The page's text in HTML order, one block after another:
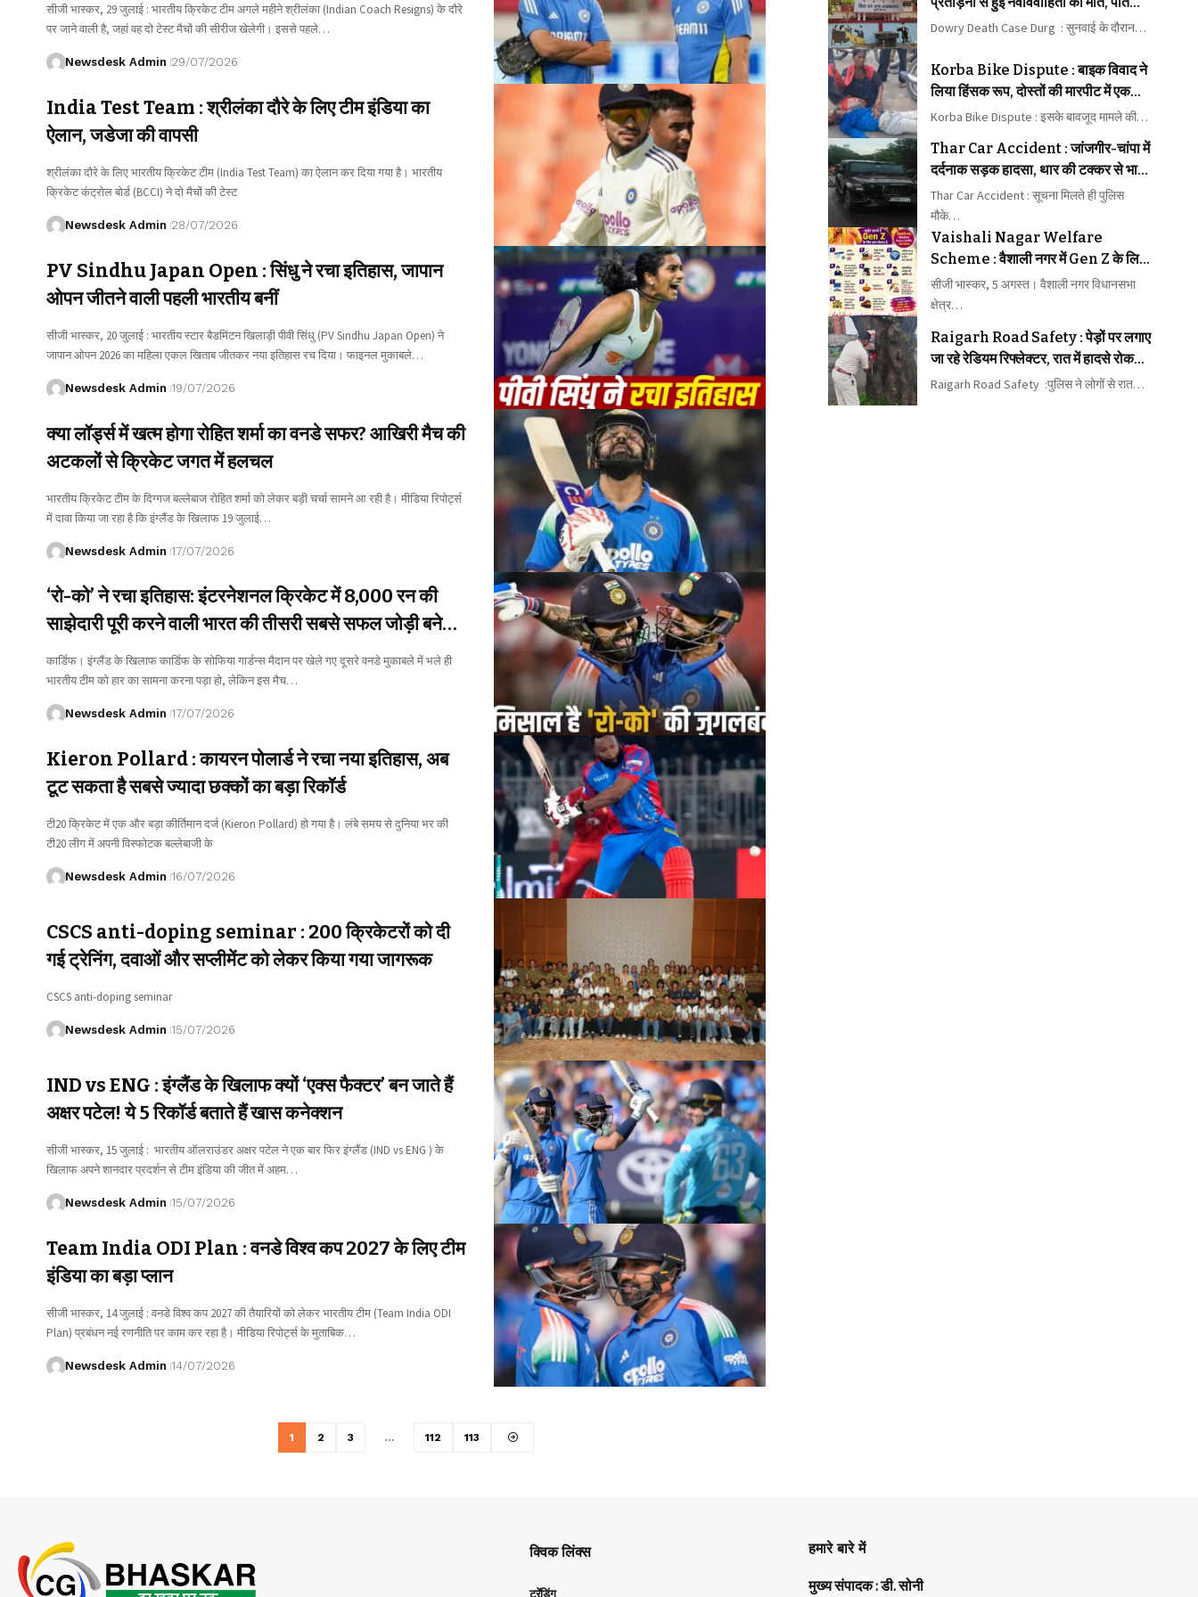
सीजी भास्कर, 29 जुलाई : भारतीय क्रिकेट टीम अगले महीने श्रीलंका (Indian Coach Resigns) के दौरे
पर जाने वाली है, जहां वह दो टेस्ट मैचों की सीरीज खेलेगी। इससे पहले…
Newsdesk Admin 29/07/2026
India Test Team : श्रीलंका दौरे के लिए टीम इंडिया का
ऐलान, जडेजा की वापसी
श्रीलंका दौरे के लिए भारतीय क्रिकेट टीम (India Test Team) का ऐलान कर दिया गया है। भारतीय
क्रिकेट कंट्रोल बोर्ड (BCCI) ने दो मैचों की टेस्ट
Newsdesk Admin 28/07/2026
PV Sindhu Japan Open : सिंधु ने रचा इतिहास, जापान
ओपन जीतने वाली पहली भारतीय बनीं
सीजी भास्कर, 20 जुलाई : भारतीय स्टार बैडमिंटन खिलाड़ी पीवी सिंधु (PV Sindhu Japan Open) ने
जापान ओपन 2026 का महिला एकल खिताब जीतकर नया इतिहास रच दिया। फाइनल मुकाबले…
Newsdesk Admin 19/07/2026
क्या लॉर्ड्स में खत्म होगा रोहित शर्मा का वनडे सफर? आखिरी मैच की
अटकलों से क्रिकेट जगत में हलचल
भारतीय क्रिकेट टीम के दिग्गज बल्लेबाज रोहित शर्मा को लेकर बड़ी चर्चा सामने आ रही है। मीडिया रिपोर्ट्स
में दावा किया जा रहा है कि इंग्लैंड के खिलाफ 19 जुलाई…
Newsdesk Admin 17/07/2026
‘रो-को’ ने रचा इतिहास: इंटरनेशनल क्रिकेट में 8,000 रन की
साझेदारी पूरी करने वाली भारत की तीसरी सबसे सफल जोड़ी बने
रोहित-विराट
कार्डिफ। इंग्लैंड के खिलाफ कार्डिफ के सोफिया गार्डन्स मैदान पर खेले गए दूसरे वनडे मुकाबले में भले ही
भारतीय टीम को हार का सामना करना पड़ा हो, लेकिन इस मैच…
Newsdesk Admin 17/07/2026
Kieron Pollard : कायरन पोलार्ड ने रचा नया इतिहास, अब
टूट सकता है सबसे ज्यादा छक्कों का बड़ा रिकॉर्ड
टी20 क्रिकेट में एक और बड़ा कीर्तिमान दर्ज (Kieron Pollard) हो गया है। लंबे समय से दुनिया भर की
टी20 लीग में अपनी विस्फोटक बल्लेबाजी के
Newsdesk Admin 16/07/2026
CSCS anti-doping seminar : 200 क्रिकेटरों को दी
गई ट्रेनिंग, दवाओं और सप्लीमेंट को लेकर किया गया जागरूक
CSCS anti-doping seminar
Newsdesk Admin 15/07/2026
IND vs ENG : इंग्लैंड के खिलाफ क्यों ‘एक्स फैक्टर’ बन जाते हैं
अक्षर पटेल! ये 5 रिकॉर्ड बताते हैं खास कनेक्शन
सीजी भास्कर, 15 जुलाई : भारतीय ऑलराउंडर अक्षर पटेल ने एक बार फिर इंग्लैंड (IND vs ENG ) के
खिलाफ अपने शानदार प्रदर्शन से टीम इंडिया की जीत में अहम…
Newsdesk Admin 15/07/2026
Team India ODI Plan : वनडे विश्व कप 2027 के लिए टीम
इंडिया का बड़ा प्लान
सीजी भास्कर, 14 जुलाई : वनडे विश्व कप 2027 की तैयारियों को लेकर भारतीय टीम (Team India ODI
Plan) प्रबंधन नई रणनीति पर काम कर रहा है। मीडिया रिपोर्ट्स के मुताबिक…
Newsdesk Admin 14/07/2026
1 2 3 … 112 113
समेत 5 दोषियों को 10-10 साल की सजा
Dowry Death Case Durg : सुनवाई के दौरान…
Korba Bike Dispute : बाइक विवाद ने
लिया हिंसक रूप, दोस्तों की मारपीट में एक
घायल
Korba Bike Dispute : इसके बावजूद मामले की…
Thar Car Accident : जांजगीर-चांपा में
दर्दनाक सड़क हादसा, थार की टक्कर से भाई-
बहन की मौत
Thar Car Accident : सूचना मिलते ही पुलिस
मौके…
Vaishali Nagar Welfare
Scheme : वैशाली नगर में Gen Z के लिए
10 अगस्त से 16 योजनाएं, 60 वर्ष तक के
नागरिकों के लिए भी नई योजना शुरू करेंगे
सीजी भास्कर, 5 अगस्त। वैशाली नगर विधानसभा
क्षेत्र…
Raigarh Road Safety : पेड़ों पर लगाए
जा रहे रेडियम रिफ्लेक्टर, रात में हादसे रोकने
का अभियान
Raigarh Road Safety :पुलिस ने लोगों से रात…
क्विक लिंक्स
ट्रेंडिंग
हमारे बारे में
मुख्य संपादक : डी. सोनी